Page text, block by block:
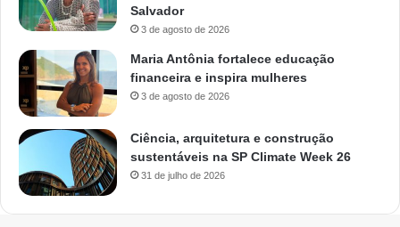
Salvador
3 de agosto de 2026
Maria Antônia fortalece educação
financeira e inspira mulheres
3 de agosto de 2026
Ciência, arquitetura e construção
sustentáveis na SP Climate Week 26
31 de julho de 2026